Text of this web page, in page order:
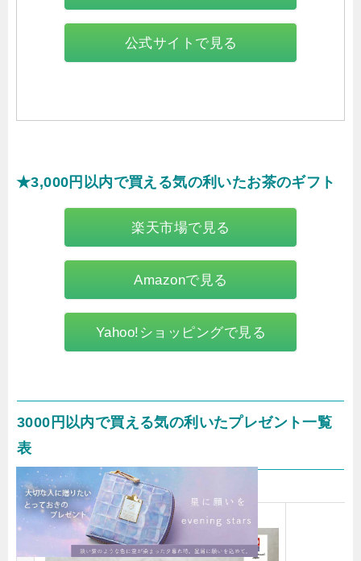
公式サイトで見る
★3,000円以内で買える気の利いたお茶のギフト
楽天市場で見る
Amazonで見る
Yahoo!ショッピングで見る
3000円以内で買える気の利いたプレゼント一覧
表